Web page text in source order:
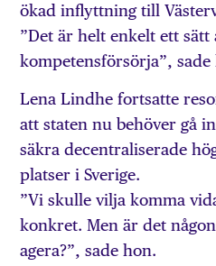
ökad inflyttning till
”Det är helt enkelt ett sätt
kompetensförsörja”, sade
Lena Lindhe fortsatte
att staten nu behöver gå
säkra decentraliserade
platser i Sverige.
”Vi skulle vilja komma
konkret. Men är det
agera?”, sade hon.